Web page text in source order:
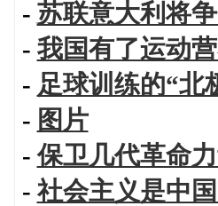
- 苏联意大利将
- 我国有了运动
- 足球训练的“
- 图片
-保卫几代革命
- 社会主义是中